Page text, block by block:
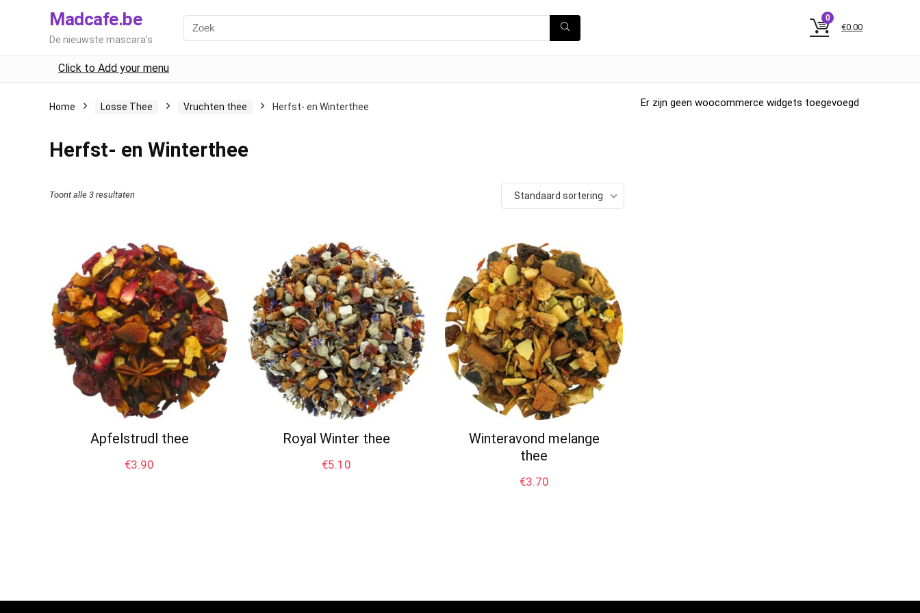
Madcafe.be
De nieuwste mascara's
0
€0.00
Click to Add your menu
Home Losse Thee Vruchten thee Herfst- en Winterthee
Herfst- en Winterthee
Toont alle 3 resultaten Standaard sortering
Apfelstrudl thee
€3.90
Royal Winter thee
€5.10
Winteravond melange
thee
€3.70
Er zijn geen woocommerce widgets toegevoegd